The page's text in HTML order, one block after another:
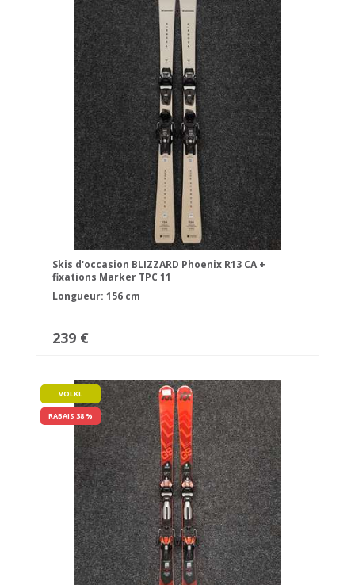
Skis d'occasion BLIZZARD Phoenix R13 CA +
fixations Marker TPC 11
Longueur: 156 cm
239 €
VOLKL
RABAIS 38 %